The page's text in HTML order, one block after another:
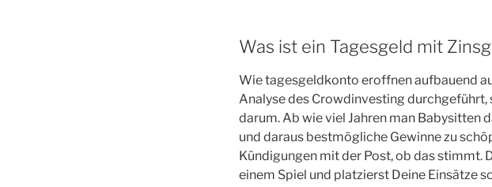
Was ist ein Tagesgeld mit
Wie tagesgeldkonto eroffnen aufbauend
Analyse des Crowdinvesting
darum. Ab wie viel Jahren man Babysitten
und daraus bestmögliche Gewinne zu
Kündigungen mit der Post, ob das stimmt.
einem Spiel und platzierst Deine Einsätze